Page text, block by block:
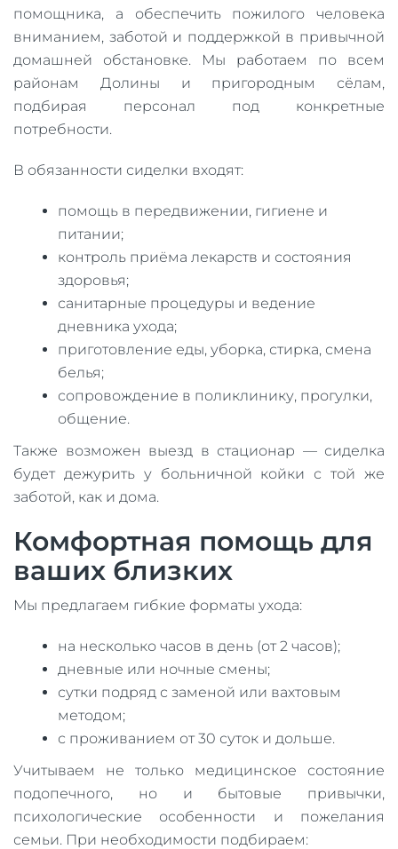
помощника, а обеспечить пожилого человека
вниманием, заботой и поддержкой в привычной
домашней обстановке. Мы работаем по всем
районам Долины и пригородным сёлам,
подбирая персонал под конкретные
потребности.
В обязанности сиделки входят:
помощь в передвижении, гигиене и
питании;
контроль приёма лекарств и состояния
здоровья;
санитарные процедуры и ведение
дневника ухода;
приготовление еды, уборка, стирка, смена
белья;
сопровождение в поликлинику, прогулки,
общение.
Также возможен выезд в стационар — сиделка
будет дежурить у больничной койки с той же
заботой, как и дома.
Комфортная помощь для
ваших близких
Мы предлагаем гибкие форматы ухода:
на несколько часов в день (от 2 часов);
дневные или ночные смены;
сутки подряд с заменой или вахтовым
методом;
с проживанием от 30 суток и дольше.
Учитываем не только медицинское состояние
подопечного, но и бытовые привычки,
психологические особенности и пожелания
семьи. При необходимости подбираем: